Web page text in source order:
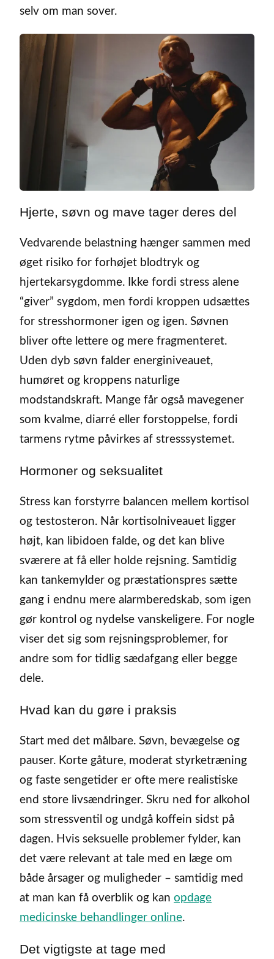
selv om man sover.
Hjerte, søvn og mave tager deres del
Vedvarende belastning hænger sammen med
øget risiko for forhøjet blodtryk og
hjertekarsygdomme. Ikke fordi stress alene
“giver” sygdom, men fordi kroppen udsættes
for stresshormoner igen og igen. Søvnen
bliver ofte lettere og mere fragmenteret.
Uden dyb søvn falder energiniveauet,
humøret og kroppens naturlige
modstandskraft. Mange får også mavegener
som kvalme, diarré eller forstoppelse, fordi
tarmens rytme påvirkes af stresssystemet.
Hormoner og seksualitet
Stress kan forstyrre balancen mellem kortisol
og testosteron. Når kortisolniveauet ligger
højt, kan libidoen falde, og det kan blive
sværere at få eller holde rejsning. Samtidig
kan tankemylder og præstationspres sætte
gang i endnu mere alarmberedskab, som igen
gør kontrol og nydelse vanskeligere. For nogle
viser det sig som rejsningsproblemer, for
andre som for tidlig sædafgang eller begge
dele.
Hvad kan du gøre i praksis
Start med det målbare. Søvn, bevægelse og
pauser. Korte gåture, moderat styrketræning
og faste sengetider er ofte mere realistiske
end store livsændringer. Skru ned for alkohol
som stressventil og undgå koffein sidst på
dagen. Hvis seksuelle problemer fylder, kan
det være relevant at tale med en læge om
både årsager og muligheder – samtidig med
at man kan få overblik og kan opdage
medicinske behandlinger online.
Det vigtigste at tage med